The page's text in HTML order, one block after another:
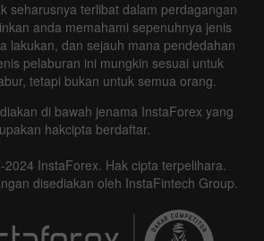
seharusnya terlibat dalam perdagangan
anda memahami sepenuhnya jenis
lakukan, dan sejauh mana pendedahan
pelaburan ini mungkin sesuai untuk
tetapi bukan untuk semua orang.
di bawah jenama InstaForex yang
hakcipta berdaftar.
InstaForex. Hak cipta terpelihara.
disediakan oleh InstaFintech Group.